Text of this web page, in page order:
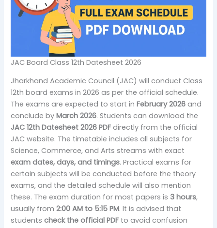
JAC Board Class 12th Datesheet 2026
Jharkhand Academic Council (JAC) will conduct Class
12th board exams in 2026 as per the official schedule.
The exams are expected to start inFebruary 2026 and
conclude byMarch 2026. Students can download the
JAC 12th Datesheet 2026 PDF directly from the official
JAC website. The timetable includes all subjects for
Science, Commerce, and Arts streams with exact
exam dates, days, and timings. Practical exams for
certain subjects will be conducted before the theory
exams, and the detailed schedule will also mention
these. The exam duration for most papers is 3 hours,
usually from2:00 AM to 5:15 PM. It is advised that
studentscheck the official PDF to avoid confusion